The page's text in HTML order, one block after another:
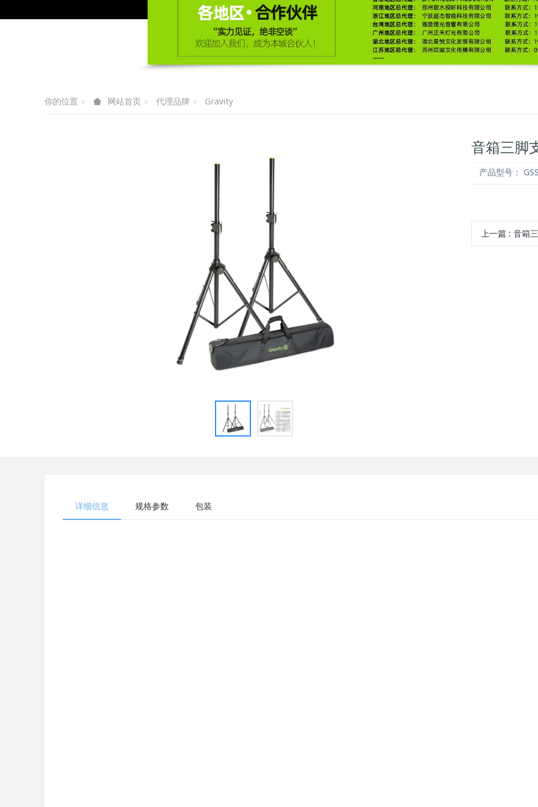
你的位置 网站首页 代理品牌 Gravity
音箱三脚
产品型号：
上一篇 : 音箱
详细信息 规格参数 包装